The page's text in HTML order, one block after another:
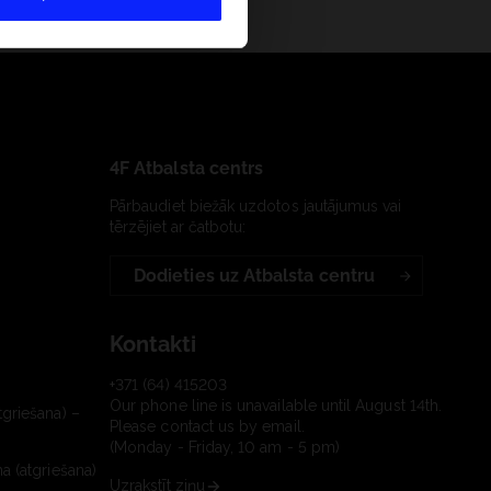
–
(atgriešana)
4F Atbalsta centrs
Pārbaudiet biežāk uzdotos jautājumus vai
tērzējiet ar čatbotu:
Dodieties uz Atbalsta centru
Kontakti
+371 (64) 415203
Our phone line is unavailable until August 14th.
Please contact us by email.
(Monday - Friday, 10 am - 5 pm)
Uzrakstīt ziņu